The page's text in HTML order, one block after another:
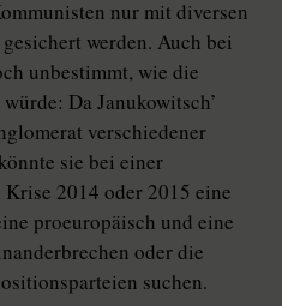
nur mit diversen
werden. Auch bei
unbestimmt, wie die
Da Janukowitsch’
verschiedener
sie bei einer
2014 oder 2015 eine
proeuropäisch und eine
oder die
suchen.